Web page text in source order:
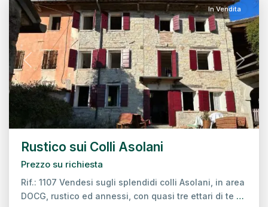
Previous Next
In Vendita
Rustico sui Colli Asolani
Prezzo su richiesta
Rif.: 1107 Vendesi sugli splendidi colli Asolani, in area
DOCG, rustico ed annessi, con quasi tre ettari di te …